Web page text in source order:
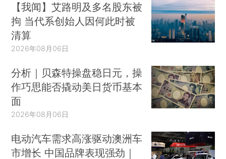
【我闻】艾路明及多名股东被
拘 当代系创始人因何此时被
清算
2026年08月06日
分析｜贝森特操盘稳日元，操
作巧思能否撬动美日货币基本
面
2026年08月06日
电动汽车需求高涨驱动澳洲车
市增长 中国品牌表现强劲｜